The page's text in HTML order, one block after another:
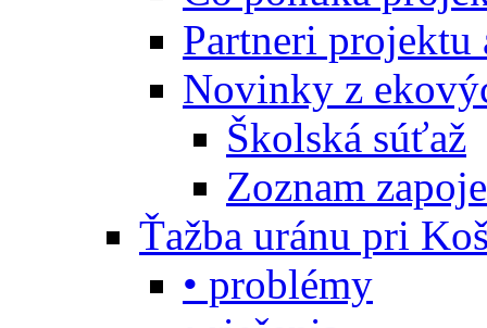
Partneri projektu
Novinky z
Školská súťaž
Zoznam
Ťažba uránu pri
• problémy